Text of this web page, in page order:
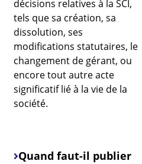
décisions relatives à la SCI,
tels que sa création, sa
dissolution, ses
modifications statutaires, le
changement de gérant, ou
encore tout autre acte
significatif lié à la vie de la
société.
Quand faut-il publier